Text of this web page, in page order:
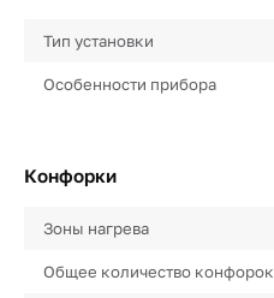
Тип установки
Особенности прибора
Конфорки
Зоны нагрева
Общее количество конфорок